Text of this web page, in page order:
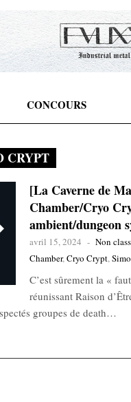
CONCOURS
CRYPT
[La Caverne de
Chamber/Cryo
ambient/dungeon
avril 15, 2024 - Non
Chamber,Cryo Crypt,
C’est sûrement la «
réunissant Raison
groupes de death…